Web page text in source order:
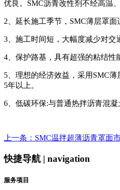
优良。SMC沥青改性剂不经高温
2、延长施工季节，SMC薄层罩
3、施工时间短，大幅度减少对交
4、保护路基，具有超强的粘结性
5、理想的经济效益，采用SMC
5年以上。
6、低碳环保:与普通热拌沥青混
上一条：SMC温拌超薄沥青罩面
快捷导航 | navigation
服务项目